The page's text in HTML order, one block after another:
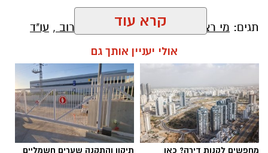
תגים: מי רצח את תאיר ראדה תיק זדורוב , עו"ד
קרא עוד
אולי יעניין אותך גם
מחפשים לקנות דירה? כאן תיקון והתקנה שערים חשמליים